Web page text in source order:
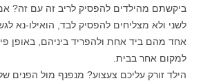
ביקשתם מהילדים להפסיק לריב זה עם זה?
לשני ולא מצליחים להפסיק לבד, הואילו-נא
אחד מהם ביד אחת ולהפריד ביניהם, באופן
למקום אחר בבית.
הילד זורק עליכם צעצוע? מנפנף מול הפנים